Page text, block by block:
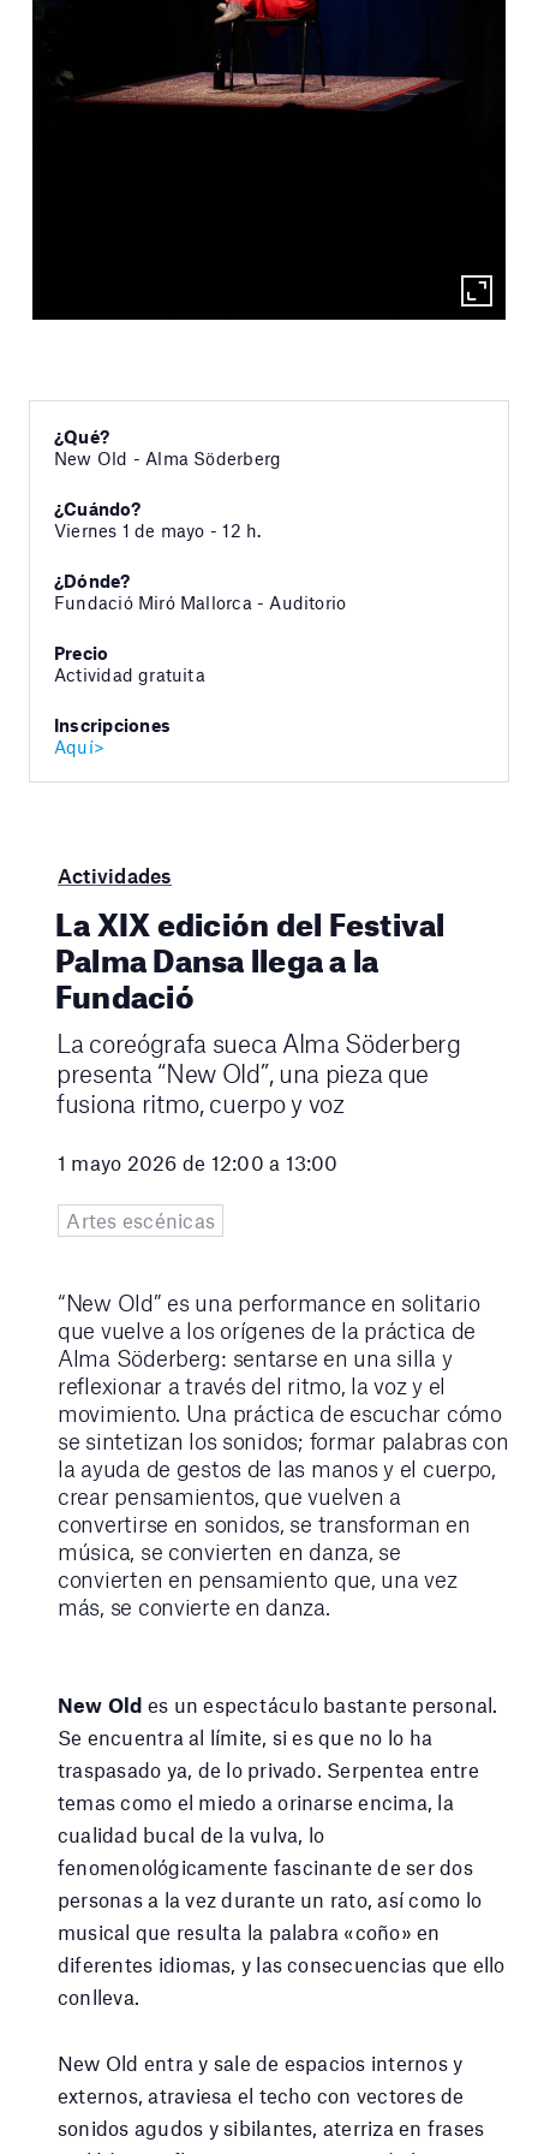
¿Qué?
New Old - Alma Söderberg
¿Cuándo?
Viernes 1 de mayo - 12 h.
¿Dónde?
Fundació Miró Mallorca - Auditorio
Precio
Actividad gratuita
Inscripciones
Aquí>
Actividades
La XIX edición del Festival
Palma Dansa llega a la
Fundació
La coreógrafa sueca Alma Söderberg
presenta “New Old”, una pieza que
fusiona ritmo, cuerpo y voz
1 mayo 2026 de 12:00 a 13:00
Artes escénicas
“New Old” es una performance en solitario
que vuelve a los orígenes de la práctica de
Alma Söderberg: sentarse en una silla y
reflexionar a través del ritmo, la voz y el
movimiento. Una práctica de escuchar cómo
se sintetizan los sonidos; formar palabras con
la ayuda de gestos de las manos y el cuerpo,
crear pensamientos, que vuelven a
convertirse en sonidos, se transforman en
música, se convierten en danza, se
convierten en pensamiento que, una vez
más, se convierte en danza.
New Old es un espectáculo bastante personal.
Se encuentra al límite, si es que no lo ha
traspasado ya, de lo privado. Serpentea entre
temas como el miedo a orinarse encima, la
cualidad bucal de la vulva, lo
fenomenológicamente fascinante de ser dos
personas a la vez durante un rato, así como lo
musical que resulta la palabra «coño» en
diferentes idiomas, y las consecuencias que ello
conlleva.
New Old entra y sale de espacios internos y
externos, atraviesa el techo con vectores de
sonidos agudos y sibilantes, aterriza en frases